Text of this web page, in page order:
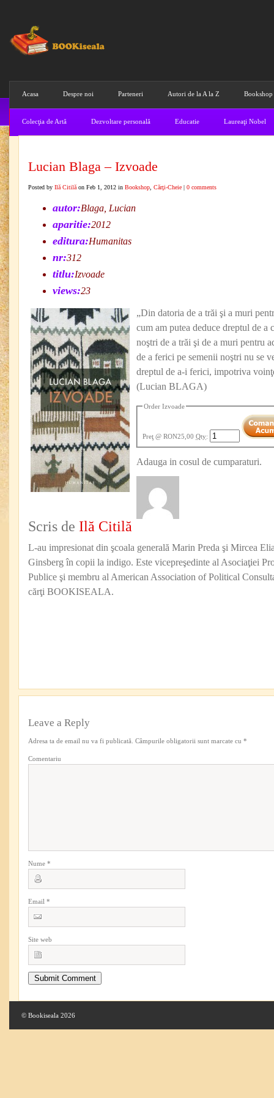
Acasa Despre noi Parteneri Autori de la A la Z Bookshop
Colecţia de Artă Dezvoltare personală Educatie Laureaţi Nobel
Lucian Blaga – Izvoade
Posted by Ilă Citilă on Feb 1, 2012 in Bookshop Cărţi-Cheie | 0 comments
autor:Blaga, Lucian
aparitie:2012
editura:Humanitas
nr:312
titlu:Izvoade
views:23
„Din datoria de a trăi şi a muri
cum am putea deduce dreptul de a
noştri de a trăi şi de a muri pentru
de a ferici pe semenii noştri nu se
dreptul de a-i ferici, impotriva
(Lucian BLAGA)
Order Izvoade
Preţ @ RON25,00 Qty:
Adauga in cosul de cumparaturi.
Scris de Ilă Citilă
L-au impresionat din şcoala generală Marin Preda şi Mircea
Ginsberg în copii la indigo. Este vicepreşedinte al Asociaţiei
Publice şi membru al American Association of Political
cărţi BOOKISEALA.
Leave a Reply
Adresa ta de email nu va fi publicată. Câmpurile obligatorii sunt marcate cu *
Comentariu
Nume *
Email *
Site web
© Bookiseala 2026